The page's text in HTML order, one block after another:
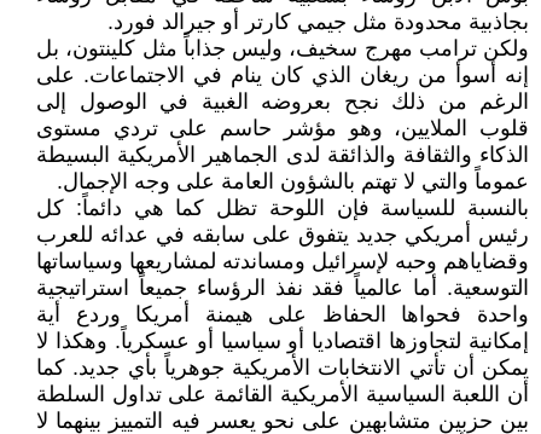
بجاذبية محدودة مثل جيمي كارتر أو جيرالد فورد.
ولكن ترامب مهرج سخيف، وليس جذاباً مثل كلينتون، بل
إنه أسوأ من ريغان الذي كان ينام في الاجتماعات. على
الرغم من ذلك نجح بعروضه الغبية في الوصول إلى
قلوب الملايين، وهو مؤشر حاسم على تردي مستوى
الذكاء والثقافة والذائقة لدى الجماهير الأمريكية البسيطة
عموماً والتي لا تهتم بالشؤون العامة على وجه الإجمال.
بالنسبة للسياسة فإن اللوحة تظل كما هي دائماً: كل
رئيس أمريكي جديد يتفوق على سابقه في عدائه للعرب
وقضاياهم وحبه لإسرائيل ومساندته لمشاريعها وسياساتها
التوسعية. أما عالمياً فقد نفذ الرؤساء جميعاً استراتيجية
واحدة فحواها الحفاظ على هيمنة أمريكا وردع أية
إمكانية لتجاوزها اقتصاديا أو سياسيا أو عسكرياً. وهكذا لا
يمكن أن تأتي الانتخابات الأمريكية جوهرياً بأي جديد. كما
أن اللعبة السياسية الأمريكية القائمة على تداول السلطة
بين حزبين متشابهين على نحو يعسر فيه التمييز بينهما لا